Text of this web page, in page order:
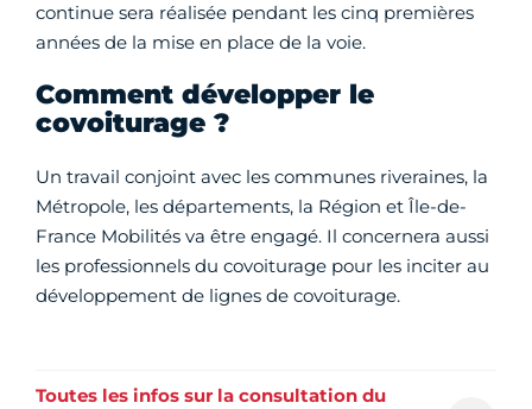
continue sera réalisée pendant les cinq premières
années de la mise en place de la voie.
Comment développer le
covoiturage ?
Un travail conjoint avec les communes riveraines, la
Métropole, les départements, la Région et Île-de-
France Mobilités va être engagé. Il concernera aussi
les professionnels du covoiturage pour les inciter au
développement de lignes de covoiturage.
Toutes les infos sur la consultation du